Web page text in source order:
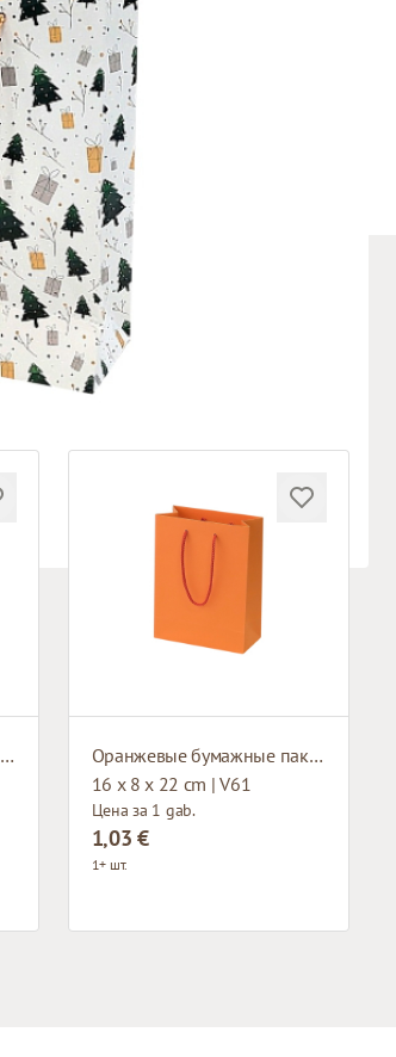
Бумажный пакет с дизайном и тканевыми ручками
Оранжевые бумажные пакеты с тканевыми ручками
16 x 8 x 22 cm | V61
Цена за 1 gab.
1,03 €
1+ шт.